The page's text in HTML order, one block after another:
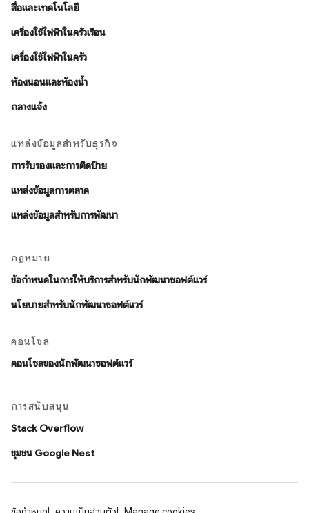
สื่อและเทคโนโลยี
เครื่องใช้ไฟฟ้าในครัวเรือน
เครื่องใช้ไฟฟ้าในครัว
ห้องนอนและห้องน้ำ
กลางแจ้ง
แหล่งข้อมูลสำหรับธุรกิจ
การรับรองและการติดป้าย
แหล่งข้อมูลการตลาด
แหล่งข้อมูลสำหรับการพัฒนา
กฎหมาย
ข้อกำหนดในการให้บริการสำหรับนักพัฒนาซอฟต์แวร์
นโยบายสำหรับนักพัฒนาซอฟต์แวร์
คอนโซล
คอนโซลของนักพัฒนาซอฟต์แวร์
การสนับสนุน
Stack Overflow
ชุมชน Google Nest